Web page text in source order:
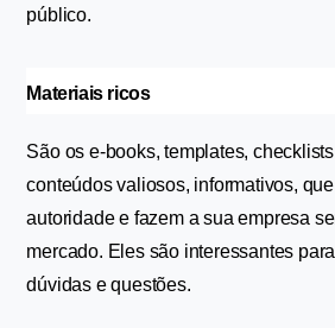
público.
Materiais ricos
São os e-books, templates,
conteúdos valiosos, informativos,
autoridade e fazem a sua empresa
mercado. Eles são interessantes
dúvidas e questões.